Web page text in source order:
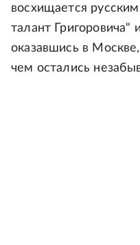
восхищается
талант Григоровича"
оказавшись в
чем остались